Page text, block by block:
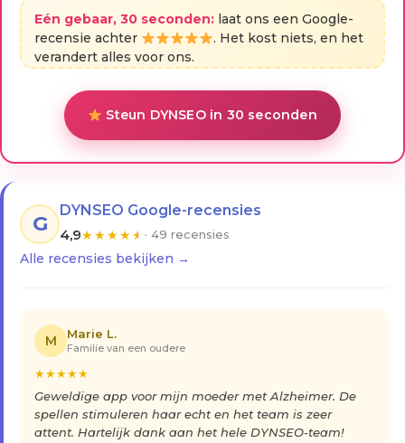
Eén gebaar, 30 seconden: laat ons een Google-
recensie achter
. Het kost niets, en het
verandert alles voor ons.
Steun DYNSEO in 30 seconden
G
DYNSEO Google-recensies
4,9★★★★★ · 49 recensies
Alle recensies bekijken →
M Marie L.
Familie van een oudere
★★★★★
Geweldige app voor mijn moeder met Alzheimer. De
spellen stimuleren haar echt en het team is zeer
attent. Hartelijk dank aan het hele DYNSEO-team!